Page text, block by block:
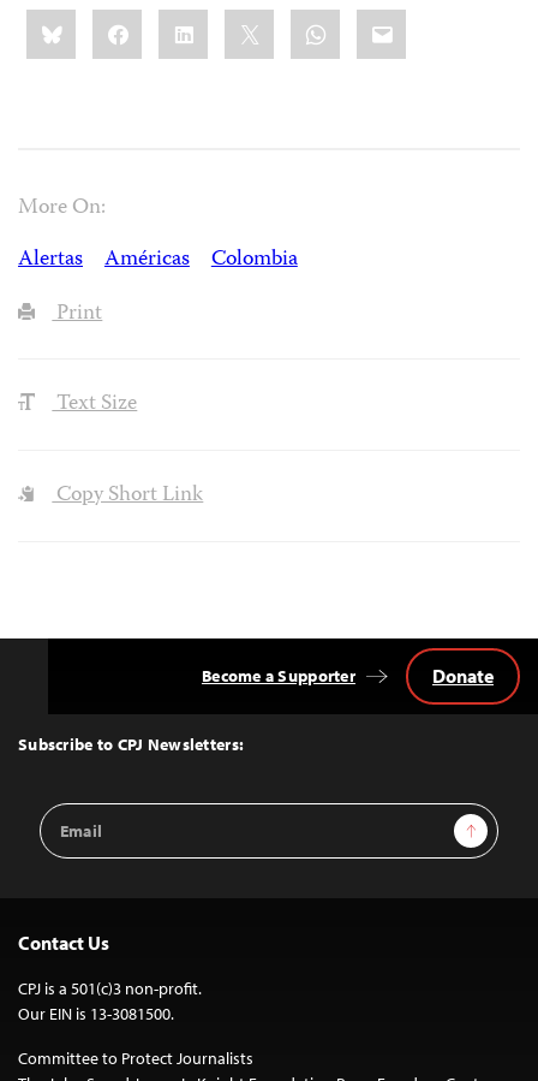
Share
this:BlueskyFacebookLinkedIn WhatsApp
Email
More On:
Alertas
Américas
Colombia
Print
Text Size
Copy Short Link
Top
Subscribe to CPJ Newsletters:
Email
Address
Sign Up
Become a Supporter Donate
Contact Us
CPJ is a 501(c)3 non-profit.
Our EIN is 13-3081500.
Committee to Protect Journalists